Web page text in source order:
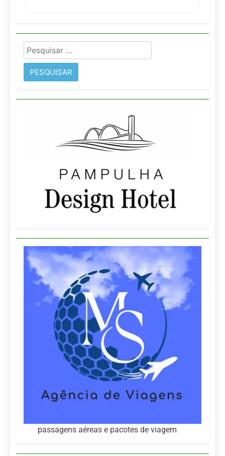
Pesquisar
por:
passagens aéreas e pacotes de viagem